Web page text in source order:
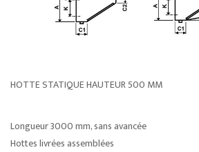
HOTTE STATIQUE HAUTEUR 500 MM
Longueur 3000 mm, sans avancée
Hottes livrées assemblées